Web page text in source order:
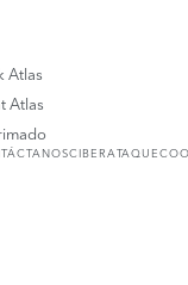
Atlas
Atlas
CIBERATAQUE